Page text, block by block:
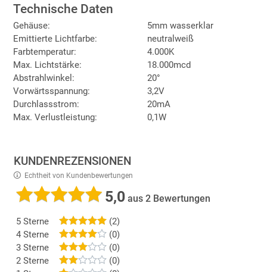
Technische Daten
Gehäuse:
5mm wasserklar
Emittierte Lichtfarbe:
neutralweiß
Farbtemperatur:
4.000K
Max. Lichtstärke:
18.000mcd
Abstrahlwinkel:
20°
Vorwärtsspannung:
3,2V
Durchlassstrom:
20mA
Max. Verlustleistung:
0,1W
KUNDENREZENSIONEN
Echtheit von Kundenbewertungen
5,0aus 2 Bewertungen
5 Sterne
(2)
4 Sterne
(0)
3 Sterne
(0)
2 Sterne
(0)